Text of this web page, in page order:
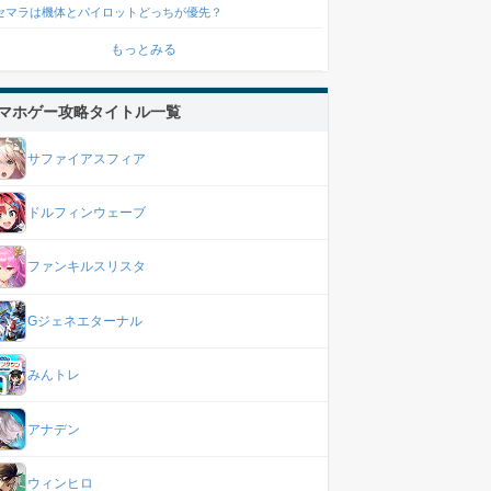
マラは機体とパイロットどっちが優先？
もっとみる
ホゲー攻略タイトル一覧
サファイアスフィア
ドルフィンウェーブ
ファンキルスリスタ
Gジェネエターナル
みんトレ
アナデン
ウィンヒロ